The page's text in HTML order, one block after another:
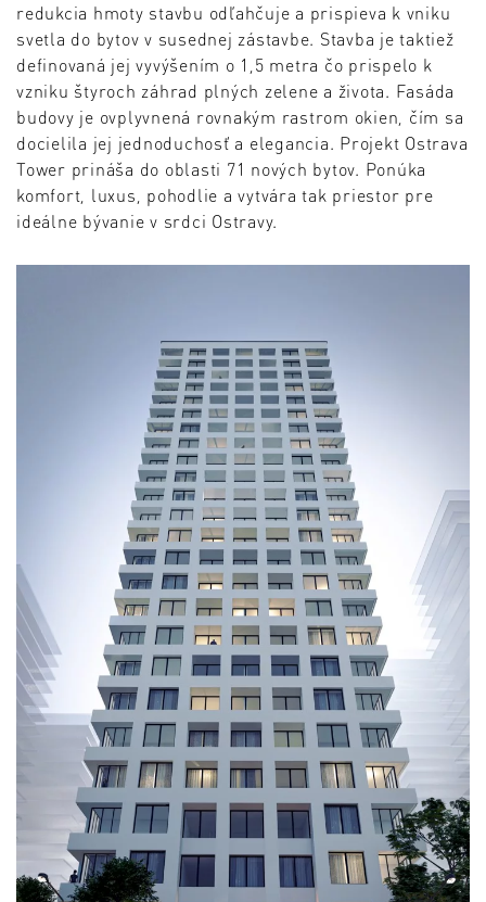
redukcia hmoty stavbu odľahčuje a prispieva k vniku
svetla do bytov v susednej zástavbe. Stavba je taktiež
definovaná jej vyvýšením o 1,5 metra čo prispelo k
vzniku štyroch záhrad plných zelene a života. Fasáda
budovy je ovplyvnená rovnakým rastrom okien, čím sa
docielila jej jednoduchosť a elegancia. Projekt Ostrava
Tower prináša do oblasti 71 nových bytov. Ponúka
komfort, luxus, pohodlie a vytvára tak priestor pre
ideálne bývanie v srdci Ostravy.